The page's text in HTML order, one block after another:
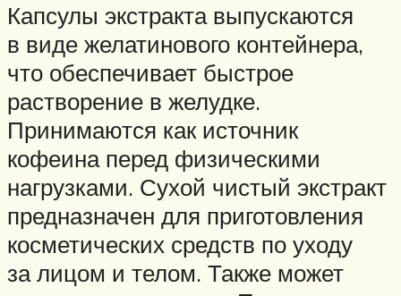
Капсулы экстракта выпускаются
в виде желатинового контейнера,
что обеспечивает быстрое
растворение в желудке.
Принимаются как источник
кофеина перед физическими
нагрузками. Сухой чистый экстракт
предназначен для приготовления
косметических средств по уходу
за лицом и телом. Также может